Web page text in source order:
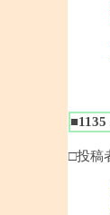
■1135
□投稿